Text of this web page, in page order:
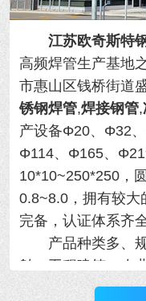
江苏欧奇斯特
高频焊管生产基地
市惠山区钱桥街道
锈钢焊管,焊接钢管,
产设备Φ20、Φ32
Φ114、Φ165、
10*10~250*250，
0.8~8.0，拥有较大
完备，认证体系齐
产品种类多、
舶、工程建筑、农
械、制冷设备等行